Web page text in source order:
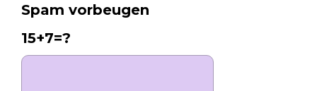
Spam vorbeugen
15+7=?